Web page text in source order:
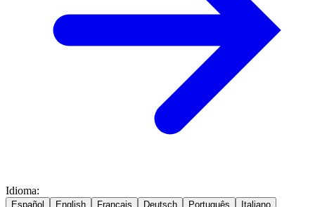
Idioma:
Español English Français Deutsch Português Italiano